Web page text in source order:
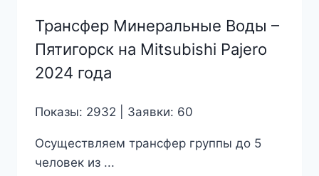
Трансфер Минеральные Воды –
Пятигорск на Mitsubishi Pajero
2024 года
Показы: 2932 | Заявки: 60
Осуществляем трансфер группы до 5
человек из ...